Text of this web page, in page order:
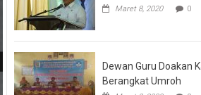
Maret 8, 2020 0
Dewan Guru Doakan
Berangkat Umroh